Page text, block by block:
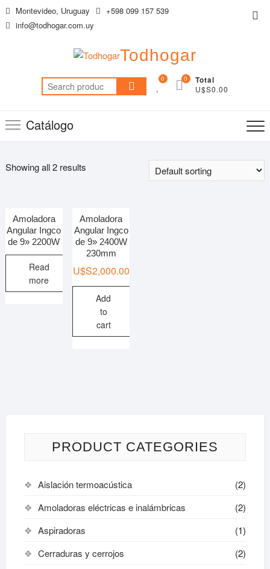
SaltarMontevideo, Uruguay
+598 099 157 539
info@todhogar.com.uy
Todhogar
Search
for:
0 Total
U$S0.00
0
Catálogo
Showing all 2 results
Amoladora
Angular Ingco
de 9» 2200W
Read
more
Amoladora
Angular Ingco
de 9» 2400W
230mm
U$S2,000.00
Add
to
cart
PRODUCT CATEGORIES
Aislación termoacústica
(2)
Amoladoras eléctricas e inalámbricas
(2)
Aspiradoras
(1)
Cerraduras y cerrojos
(2)